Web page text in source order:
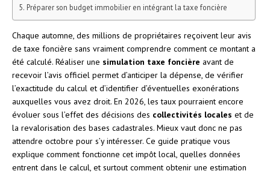
Préparer son budget immobilier en intégrant la taxe foncière
Chaque automne, des millions de propriétaires reçoivent leur avis
de taxe foncière sans vraiment comprendre comment ce montant a
été calculé. Réaliser une simulation taxe foncière avant de
recevoir l’avis officiel permet d’anticiper la dépense, de vérifier
l’exactitude du calcul et d’identifier d’éventuelles exonérations
auxquelles vous avez droit. En 2026, les taux pourraient encore
évoluer sous l’effet des décisions des collectivités locales et de
la revalorisation des bases cadastrales. Mieux vaut donc ne pas
attendre octobre pour s’y intéresser. Ce guide pratique vous
explique comment fonctionne cet impôt local, quelles données
entrent dans le calcul, et surtout comment obtenir une estimation